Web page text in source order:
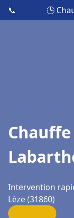
📞 🕒
Intervention
Lèze (31860)